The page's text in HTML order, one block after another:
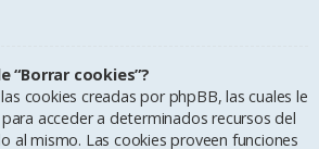
“Borrar cookies”?
cookies creadas por phpBB, las cuales le
acceder a determinados recursos del
al mismo. Las cookies proveen funciones